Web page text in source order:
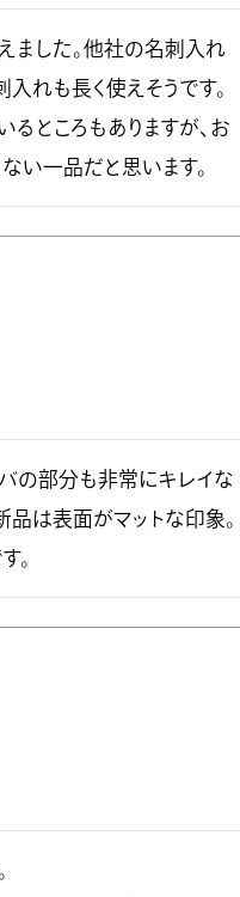
ました。他社の名刺入れ
れも長く使えそうです。
ところもありますが、お
い一品だと思います。
の部分も非常にキレイな
品は表面がマットな印象。
。